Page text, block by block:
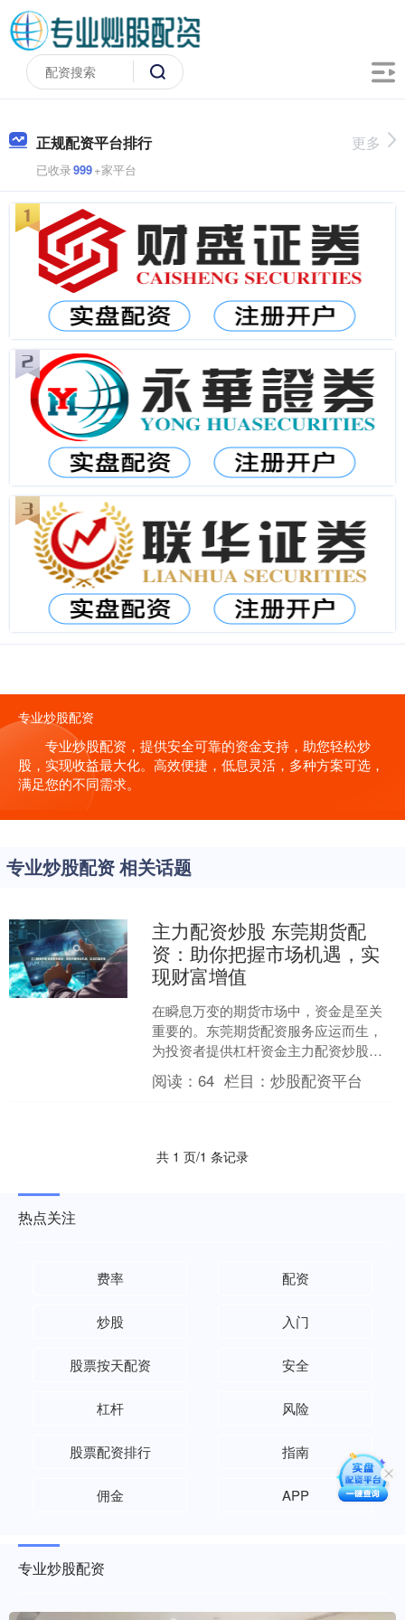
正规配资平台排行
已收录999+家平台
更多
专业炒股配资
专业炒股配资，提供安全可靠的资金支持，助您轻松炒
股，实现收益最大化。高效便捷，低息灵活，多种方案可选，
满足您的不同需求。
专业炒股配资 相关话题
主力配资炒股 东莞期货配
资：助你把握市场机遇，实
现财富增值
在瞬息万变的期货市场中，资金是至关
重要的。东莞期货配资服务应运而生，
为投资者提供杠杆资金主力配资炒股，
帮助他们把握市场机遇，实现财富增
值。 利用杠杆资金，投资者....
阅读：64 栏目：炒股配资平台
共 1 页/1 条记录
热点关注
费率 配资
炒股 入门
股票按天配资 安全
杠杆 风险
股票配资排行 指南
佣金 APP
专业炒股配资